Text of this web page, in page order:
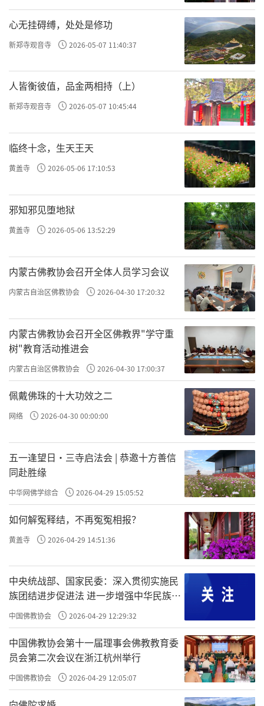
心无挂碍缚，处处是修功
新郑寺观音寺 2026-05-07 11:40:37
人皆衡彼值，品金两相持（上）
新郑寺观音寺 2026-05-07 10:45:44
临终十念，生天王天
黄盖寺 2026-05-06 17:10:53
邪知邪见堕地狱
黄盖寺 2026-05-06 13:52:29
内蒙古佛教协会召开全体人员学习会议
内蒙古自治区佛教协会 2026-04-30 17:20:32
内蒙古佛教协会召开全区佛教界"学守重
树"教育活动推进会
内蒙古自治区佛教协会 2026-04-30 17:00:37
佩戴佛珠的十大功效之二
网络 2026-04-30 00:00:00
五一逢望日・三寺启法会 | 恭邀十方善信
同赴胜缘
中华网佛学综合 2026-04-29 15:05:52
如何解冤释结，不再冤冤相报？
黄盖寺 2026-04-29 14:51:36
中央统战部、国家民委：深入贯彻实施民
族团结进步促进法 进一步增强中华民族凝
聚力向心力
中国佛教协会 2026-04-29 12:29:32
中国佛教协会第十一届理事会佛教教育委
员会第二次会议在浙江杭州举行
中国佛教协会 2026-04-29 12:05:07